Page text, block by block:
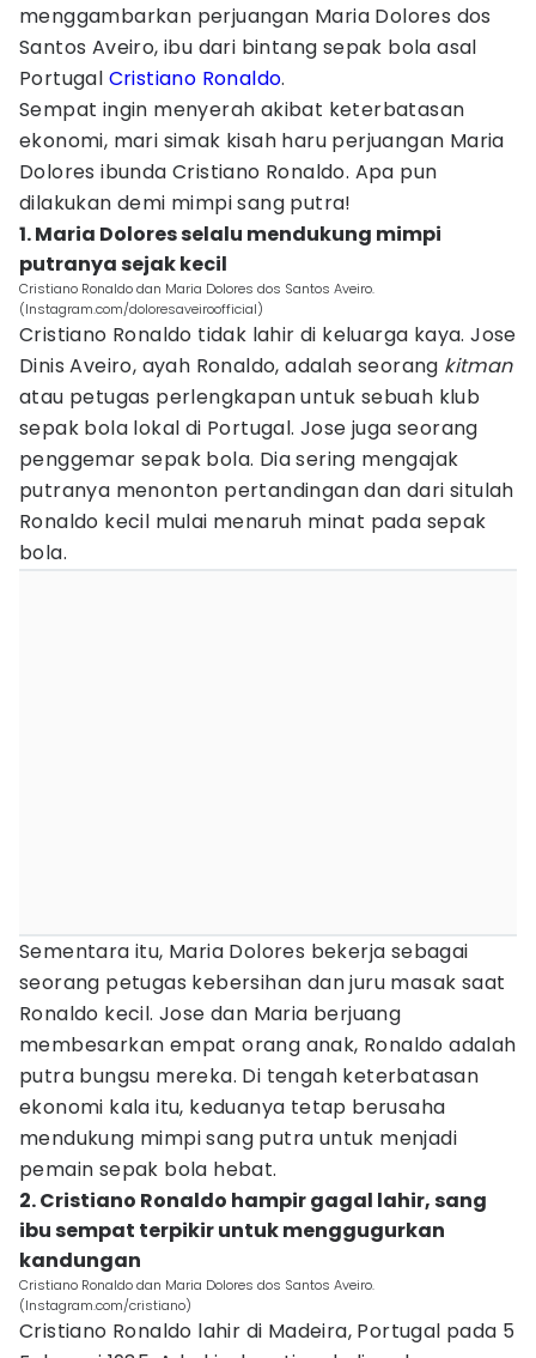
menggambarkan perjuangan Maria Dolores dos
Santos Aveiro, ibu dari bintang sepak bola asal
Portugal Cristiano Ronaldo.
Sempat ingin menyerah akibat keterbatasan
ekonomi, mari simak kisah haru perjuangan Maria
Dolores ibunda Cristiano Ronaldo. Apa pun
dilakukan demi mimpi sang putra!
1. Maria Dolores selalu mendukung mimpi
putranya sejak kecil
Cristiano Ronaldo dan Maria Dolores dos Santos Aveiro.
(Instagram.com/doloresaveiroofficial)
Cristiano Ronaldo tidak lahir di keluarga kaya. Jose
Dinis Aveiro, ayah Ronaldo, adalah seorang kitman
atau petugas perlengkapan untuk sebuah klub
sepak bola lokal di Portugal. Jose juga seorang
penggemar sepak bola. Dia sering mengajak
putranya menonton pertandingan dan dari situlah
Ronaldo kecil mulai menaruh minat pada sepak
bola.
Sementara itu, Maria Dolores bekerja sebagai
seorang petugas kebersihan dan juru masak saat
Ronaldo kecil. Jose dan Maria berjuang
membesarkan empat orang anak, Ronaldo adalah
putra bungsu mereka. Di tengah keterbatasan
ekonomi kala itu, keduanya tetap berusaha
mendukung mimpi sang putra untuk menjadi
pemain sepak bola hebat.
2. Cristiano Ronaldo hampir gagal lahir, sang
ibu sempat terpikir untuk menggugurkan
kandungan
Cristiano Ronaldo dan Maria Dolores dos Santos Aveiro.
(Instagram.com/cristiano)
Cristiano Ronaldo lahir di Madeira, Portugal pada 5